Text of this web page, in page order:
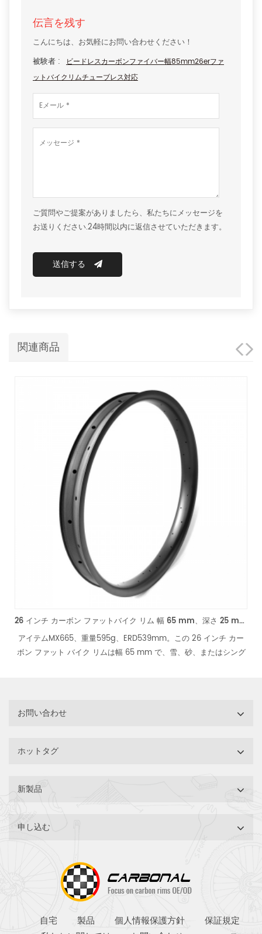
伝言を残す
こんにちは、お気軽にお問い合わせください！
被験者 : ビードレスカーボンファイバー幅85mm26erファ
ットバイクリムチューブレス対応
ご質問やご提案がありましたら、私たちにメッセージを
お送りください.24時間以内に返信させていただきます。
送信する
関連商品
26 インチ カーボン ファットバイク リム 幅 65 mm、深さ 25 mm カーボン リム
アイテムMX665、重量595g、ERD539mm。この 26 インチ カー
ボン ファット バイク リムは幅 65 mm で、雪、砂、またはシング
お問い合わせ
ホットタグ
新製品
申し込む
自宅 製品 個人情報保護方針
保証規定